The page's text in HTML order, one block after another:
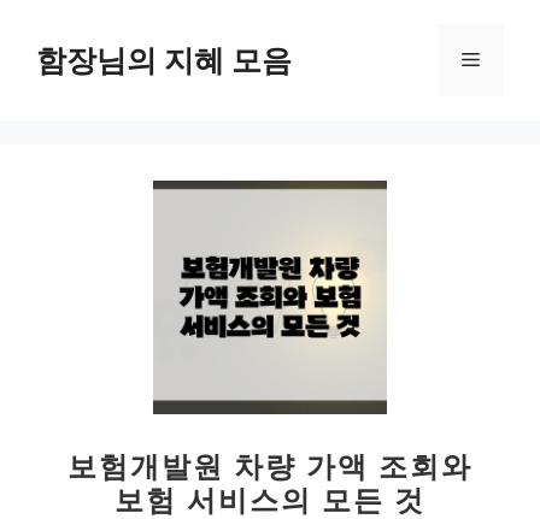
함장님의 지혜 모음 메
보험개발원 차량 가액 조회와
보험 서비스의 모든 것